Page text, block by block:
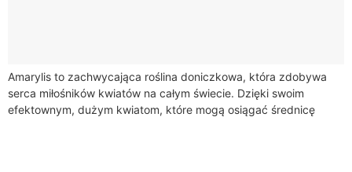
Amarylis to zachwycająca roślina doniczkowa, która zdobywa
serca miłośników kwiatów na całym świecie. Dzięki swoim
efektownym, dużym kwiatom, które mogą osiągać średnicę